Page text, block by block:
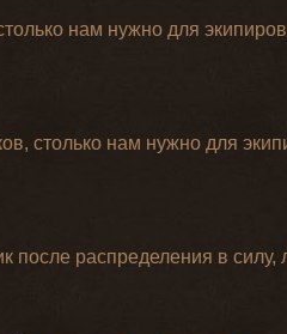
нам нужно для
столько нам нужно для
после распределения в силу,